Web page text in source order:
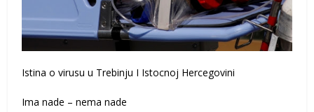
Istina o virusu u Trebinju I Istocnoj Hercegovini
Ima nade – nema nade